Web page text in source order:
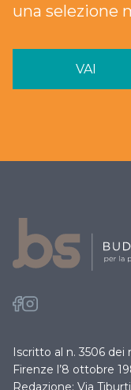
una selezione
VAI
Iscritto al n. 3506
Firenze l’8 ottobre
Redazione: Via